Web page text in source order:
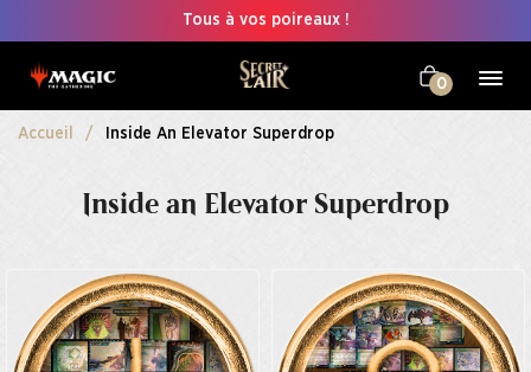
Tous à vos poireaux !
0
Accueil Inside An Elevator Superdrop
Inside an Elevator Superdrop